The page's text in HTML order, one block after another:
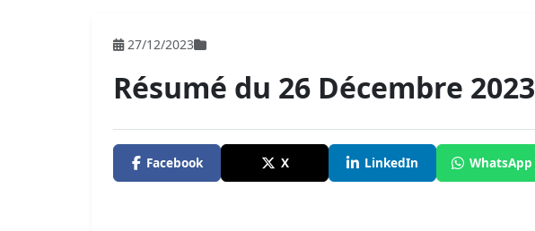
27/12/2023
Résumé du 26 Décembre 2023
Facebook X LinkedIn WhatsApp